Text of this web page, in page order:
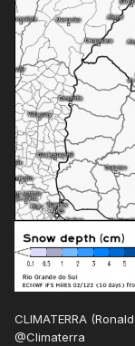
CLIMATERRA
@Climaterra